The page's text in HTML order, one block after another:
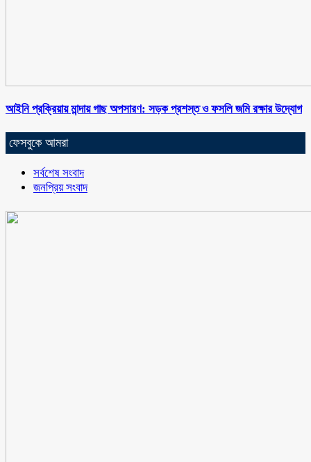
আইনি প্রক্রিয়ায় মান্দায় গাছ অপসারণ: সড়ক প্রশস্ত ও ফসলি জমি রক্ষার উদ্যোগ
ফেসবুকে আমরা
সর্বশেষ সংবাদ
জনপ্রিয় সংবাদ